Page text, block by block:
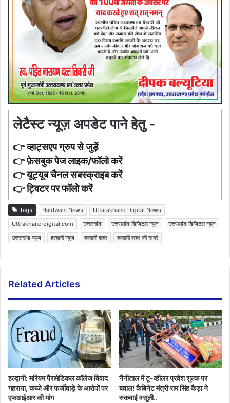
लेटैस्ट न्यूज़ अपडेट पाने हेतु -
👉व्हाट्सएप ग्रुप से जुड़ें
👉फ़ेसबुक पेज लाइक/फॉलो करें
👉यूट्यूब चैनल सबस्क्राइब करें
👉ट्विटर पर फॉलो करें
Tags Haldwani News
Uttarakhand Digital News
Uttrakhand digital.com
उत्तराखंड उत्तराखंड डिजिटल न्यूज
उत्तराखंड डिजिटल न्यूज़
उत्तराखंड न्यूज़
हल्द्वानी न्यूज़ हल्द्वानी शहर हल्द्वानी शहर की खबरें
Related Articles
हल्द्वानी: मरियम पैरामेडिकल कॉलेज विवाद
गहराया, कब्जे और फर्जीवाड़े के आरोपों पर
एफआईआर की मांग
नैनीताल में टू-व्हीलर प्रवेश शुल्क पर
बवाल! कैबिनेट मंत्री राम सिंह कैड़ा ने
रुकवाई वसूली..